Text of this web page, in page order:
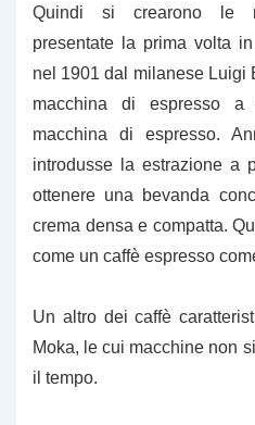
Quindi si crearono le
presentate la prima volta
nel 1901 dal milanese Luigi
macchina di espresso
macchina di espresso.
introdusse la estrazione a
ottenere una bevanda
crema densa e compatta.
come un caffè espresso
Un altro dei caffè
Moka, le cui macchine non
il tempo.